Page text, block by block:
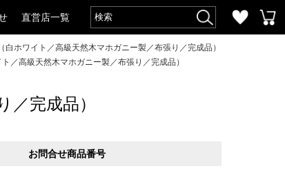
直営店一覧
白ホワイト／高級天然木マホガニー製／布張り／完成品）
／高級天然木マホガニー製／布張り／完成品）
完成品）
お問合せ商品番号